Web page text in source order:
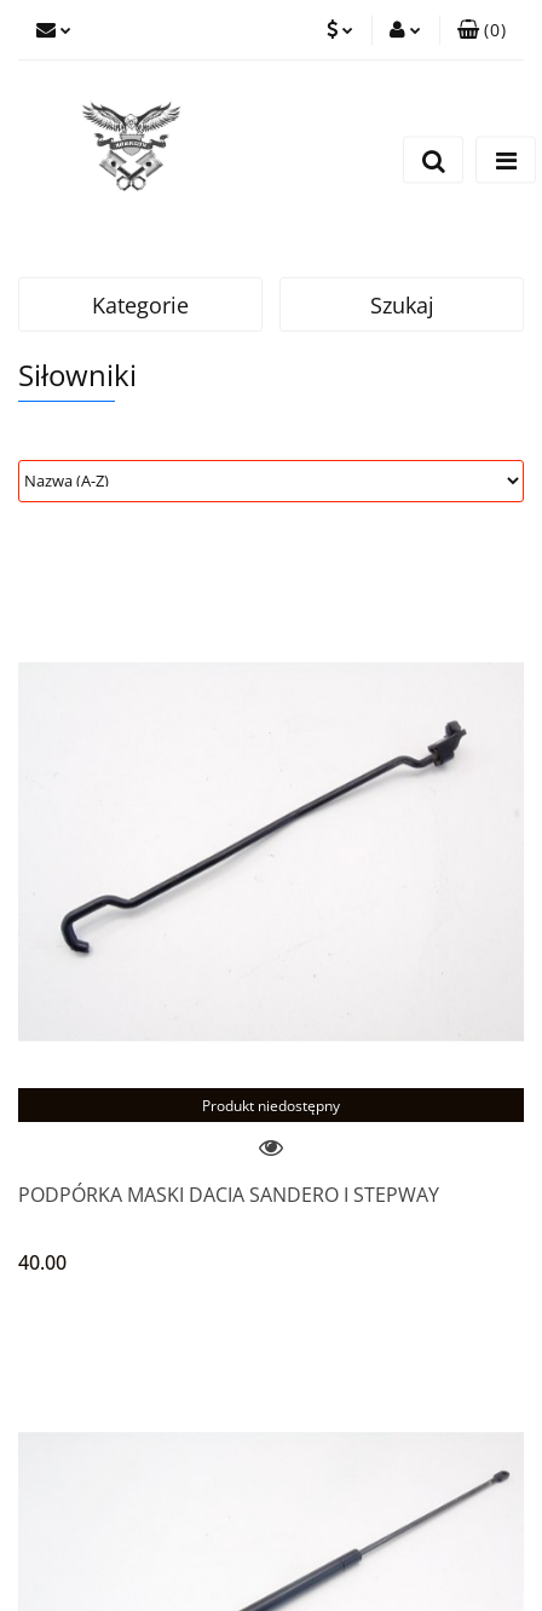
(0)
Kategorie Szukaj
Siłowniki
Produkt niedostępny
PODPÓRKA MASKI DACIA SANDERO I STEPWAY
40.00